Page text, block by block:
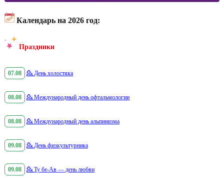
Календарь на 2026 год:
Праздники
07.08 💁 День холостяка
08.08 💁 Международный день офтальмологии
08.08 💁 Международный день альпинизма
09.08 💁 День физкультурника
09.08 💁 Ту бе-Ав — день любви